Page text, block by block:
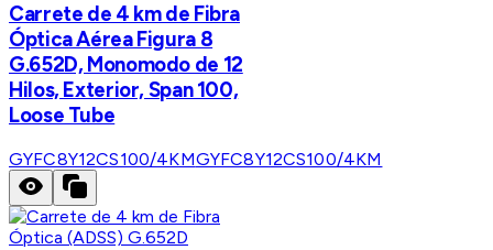
Carrete de 4 km de Fibra
Óptica Aérea Figura 8
G.652D, Monomodo de 12
Hilos, Exterior, Span 100,
Loose Tube
GYFC8Y12CS100/4KMGYFC8Y12CS100/4KM